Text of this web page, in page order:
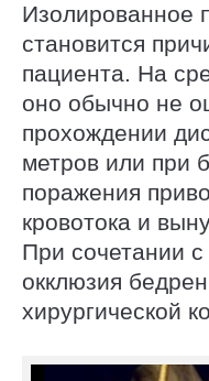
Изолированное
становится
пациента. На
оно обычно не
прохождении
метров или при
поражения
кровотока и
При сочетании
окклюзия
хирургической